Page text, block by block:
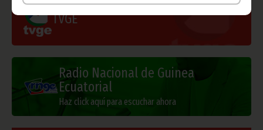
TVGE
Radio Nacional de Guinea
Ecuatorial
Haz click aquí para escuchar ahora